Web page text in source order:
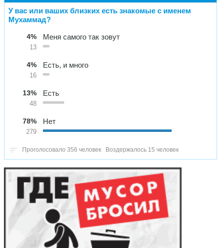
У вас или ваших близких есть знакомые с именем
Мухаммад?
4%
13
Меня самого так зовут
4%
16
Есть, и много
13%
48
Есть
78%
279
Нет
Проголосовало 356 человек Воздержалось 15 человек